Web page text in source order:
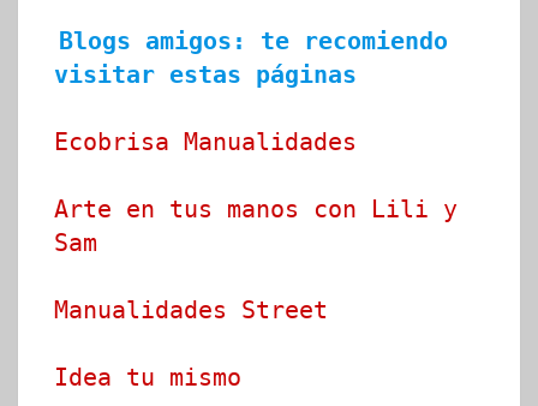
Blogs amigos: te recomiendo
visitar estas páginas
Ecobrisa Manualidades
Arte en tus manos con Lili y
Sam
Manualidades Street
Idea tu mismo